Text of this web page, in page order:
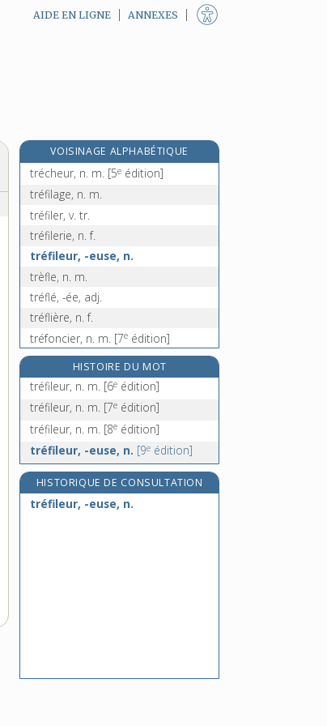
AIDE EN LIGNE ANNEXES
VOISINAGE ALPHABÉTIQUE
trébuchet, n. m.
trécheur, n. m. [5e édition]
tréfilage, n. m.
tréfiler, v. tr.
tréfilerie, n. f.
tréfileur, -euse, n.
trèfle, n. m.
tréflé, -ée, adj.
tréflière, n. f.
tréfoncier, n. m. [7e édition]
tréfonds, n. m.
treillage, n. m.
treillager, v. tr.
treillageur, -euse, n.
HISTOIRE DU MOT
tréfileur, n. m. [6e édition]
tréfileur, n. m. [7e édition]
tréfileur, n. m. [8e édition]
tréfileur, -euse, n. [9e édition]
HISTORIQUE DE CONSULTATION
tréfileur, -euse, n.